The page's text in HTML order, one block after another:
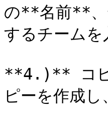
の**名前**、
するチームを
**4.)** コピ
ピーを作成